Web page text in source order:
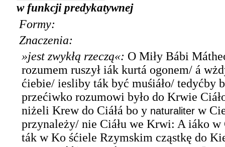
w funkcji predykatywnej
Formy:
Znaczenia:
»jest zwykłą rzeczą«: O Miły Bábi
rozumem ruszył iák kurtá ogonem/ á
ćiebie/ iesliby ták być muśiáło/ tedyćby
przećiwko rozumowi było do Krwie
niżeli Krew do Ciáłá bo y naturaliter w
przynależy/ nie Ciáłu we Krwi: A iáko w
ták w Ko śćiele Rzymskim cząstkę do